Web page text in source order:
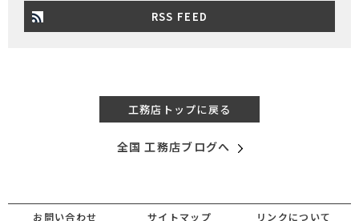
RSS FEED
工務店トップに戻る
全国 工務店ブログへ
お問い合わせ サイトマップ リンクについて